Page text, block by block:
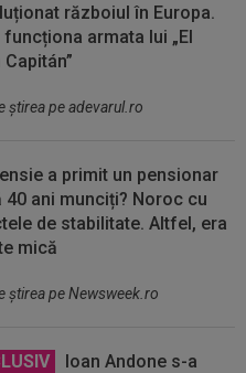
războiul în Europa.
funcționa armata lui „El
Capitán”
ştirea pe adevarul.ro
a primit un pensionar
40 ani munciți? Noroc cu
de stabilitate. Altfel, era
mică
ştirea pe Newsweek.ro
Ioan Andone s-a